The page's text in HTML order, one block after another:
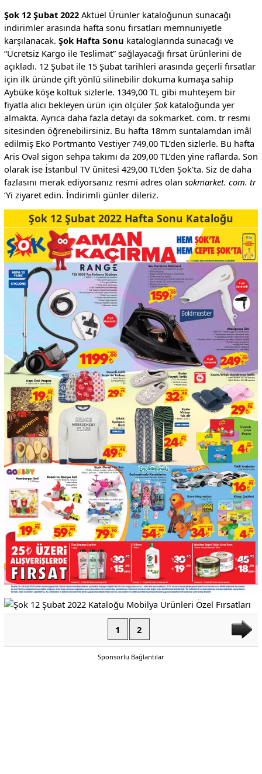
Şok 12 Şubat 2022Aktüel Ürünler kataloğunun sunacağı
indirimler arasında hafta sonu fırsatları memnuniyetle
karşılanacak. Şok Hafta Sonu kataloglarında sunacağı ve
“Ücretsiz Kargo ile Teslimat” sağlayacağı fırsat ürünlerini de
açıkladı. 12 Şubat ile 15 Şubat tarihleri arasında geçerli fırsatlar
için ilk üründe çift yönlü silinebilir dokuma kumaşa sahip
Aybüke köşe koltuk sizlerle. 1349,00 TL gibi muhteşem bir
fiyatla alıcı bekleyen ürün için ölçüler Şokkataloğunda yer
almakta. Ayrıca daha fazla detayı da sokmarket. com. tr resmi
sitesinden öğrenebilirsiniz. Bu hafta 18mm suntalamdan imâl
edilmiş Eko Portmanto Vestiyer 749,00 TL’den sizlerle. Bu hafta
Aris Oval sigon sehpa takımı da 209,00 TL’den yine raflarda. Son
olarak ise İstanbul TV ünitesi 429,00 TL’den Şok’ta. Siz de daha
fazlasını merak ediyorsanız resmi adres olan sokmarket. com. tr
‘Yi ziyaret edin. İndirimli günler dileriz.
Şok 12 Şubat 2022 Hafta Sonu Kataloğu
1 2
Sponsorlu Bağlantılar